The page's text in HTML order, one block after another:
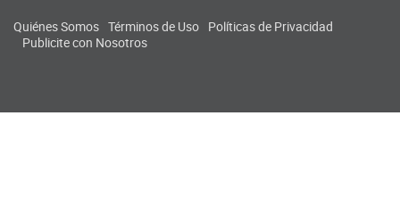
Quiénes Somos Términos de Uso Políticas de Privacidad
Publicite con Nosotros